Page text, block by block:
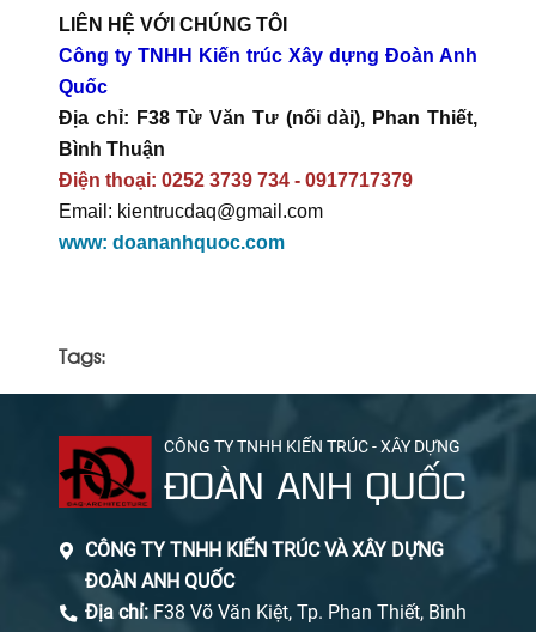
LIÊN HỆ VỚI CHÚNG TÔI
Công ty TNHH Kiến trúc Xây dựng Đoàn Anh
Quốc
Địa chỉ: F38 Từ Văn Tư (nối dài), Phan Thiết,
Bình Thuận
Điện thoại: 0252 3739 734 - 0917717379
Email: kientrucdaq@gmail.com
www: doananhquoc.com
Tags:
CÔNG TY TNHH KIẾN TRÚC - XÂY DỰNG
ĐOÀN ANH QUỐC
CÔNG TY TNHH KIẾN TRÚC VÀ XÂY DỰNG
ĐOÀN ANH QUỐC
Địa chỉ:F38 Võ Văn Kiệt, Tp. Phan Thiết, Bình